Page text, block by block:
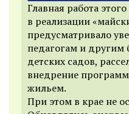
Главная работа
в реализации
предусматривало
педагогам и
детских садов,
внедрение
жильем.
При этом в крае не